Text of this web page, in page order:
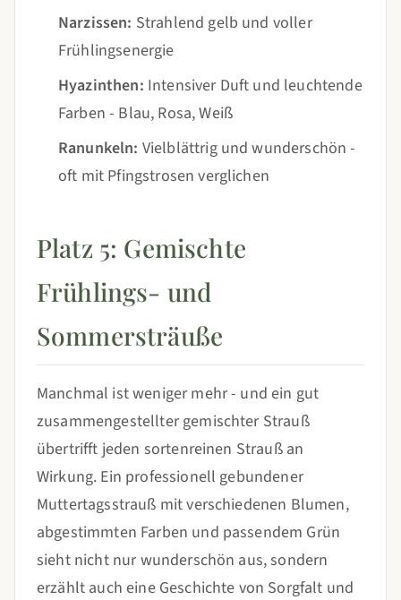
Narzissen: Strahlend gelb und voller
Frühlingsenergie
Hyazinthen: Intensiver Duft und leuchtende
Farben - Blau, Rosa, Weiß
Ranunkeln: Vielblättrig und wunderschön -
oft mit Pfingstrosen verglichen
Platz 5: Gemischte
Frühlings- und
Sommersträuße
Manchmal ist weniger mehr - und ein gut
zusammengestellter gemischter Strauß
übertrifft jeden sortenreinen Strauß an
Wirkung. Ein professionell gebundener
Muttertagsstrauß mit verschiedenen Blumen,
abgestimmten Farben und passendem Grün
sieht nicht nur wunderschön aus, sondern
erzählt auch eine Geschichte von Sorgfalt und